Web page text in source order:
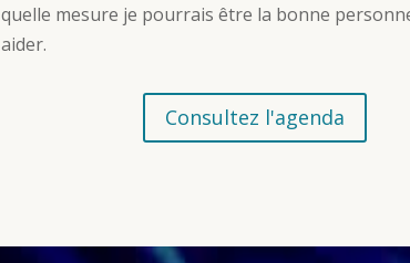
quelle mesure je pourrais être la bonne
aider.
Consultez l'agenda